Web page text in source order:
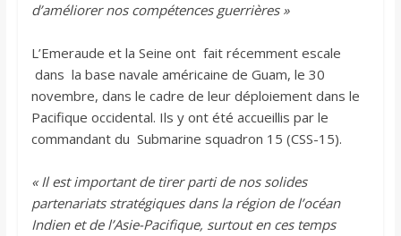
d’améliorer nos compétences guerrières »
L’Emeraude et la Seine ont fait récemment escale
dans la base navale américaine de Guam, le 30
novembre, dans le cadre de leur déploiement dans le
Pacifique occidental. Ils y ont été accueillis par le
commandant du Submarine squadron 15 (CSS-15).
« Il est important de tirer parti de nos solides
partenariats stratégiques dans la région de l’océan
Indien et de l’Asie-Pacifique, surtout en ces temps